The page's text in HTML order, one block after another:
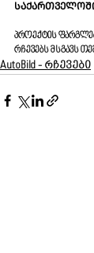
პროექტის
რჩევებს მსგავს
AutoBild - რჩევები